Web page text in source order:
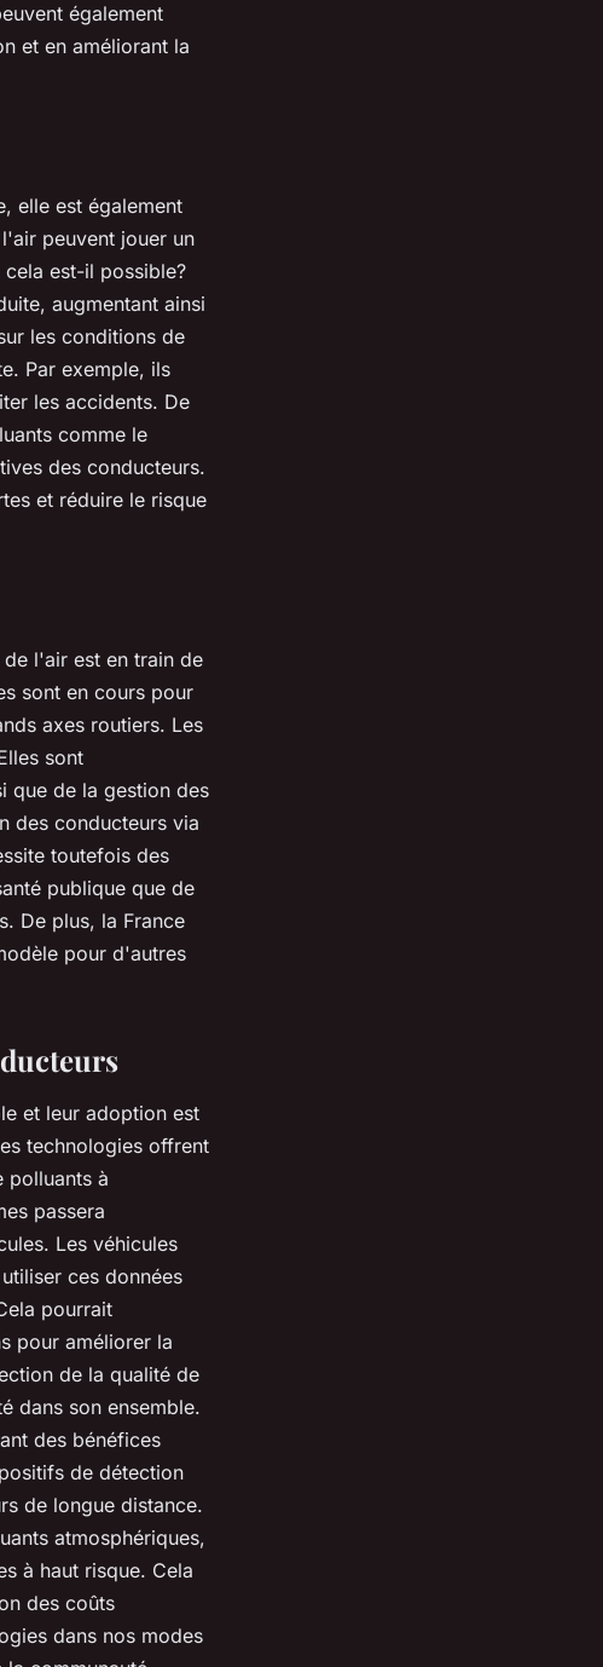
également
et en améliorant la
elle est également
peuvent jouer un
cela est-il possible?
augmentant ainsi
les conditions de
Par exemple, ils
les accidents. De
comme le
des conducteurs.
et réduire le risque
de l'air est en train de
sont en cours pour
axes routiers. Les
sont
que de la gestion des
des conducteurs via
toutefois des
publique que de
De plus, la France
pour d'autres
et leur adoption est
technologies offrent
polluants à
passera
Les véhicules
ces données
pourrait
pour améliorer la
de la qualité de
dans son ensemble.
des bénéfices
de détection
de longue distance.
atmosphériques,
à haut risque. Cela
des coûts
dans nos modes